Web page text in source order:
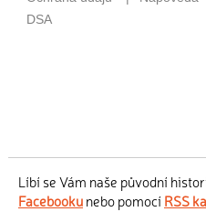
Líbí se Vám naše původní
Facebookunebo pomocí RSS